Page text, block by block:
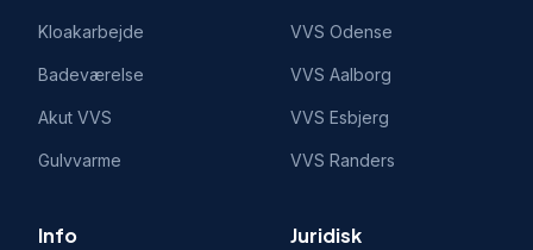
Kloakarbejde
Badeværelse
Akut VVS
Gulvvarme
VVS Odense
VVS Aalborg
VVS Esbjerg
VVS Randers
Info Juridisk